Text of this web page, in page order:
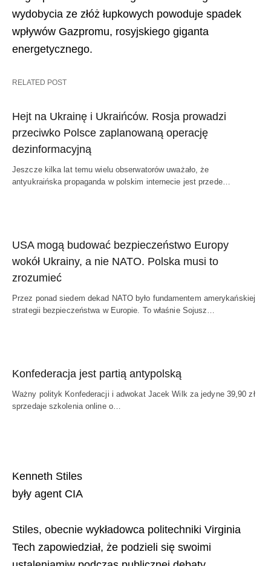
wydobycia ze złóż łupkowych powoduje spadek
wpływów Gazpromu, rosyjskiego giganta
energetycznego.
RELATED POST
Hejt na Ukrainę i Ukraińców. Rosja prowadzi
przeciwko Polsce zaplanowaną operację
dezinformacyjną
Jeszcze kilka lat temu wielu obserwatorów uważało, że
antyukraińska propaganda w polskim internecie jest przede…
USA mogą budować bezpieczeństwo Europy
wokół Ukrainy, a nie NATO. Polska musi to
zrozumieć
Przez ponad siedem dekad NATO było fundamentem amerykańskiej
strategii bezpieczeństwa w Europie. To właśnie Sojusz…
Konfederacja jest partią antypolską
Ważny polityk Konfederacji i adwokat Jacek Wilk za jedyne 39,90 zł
sprzedaje szkolenia online o…
Kenneth Stiles
były agent CIA
Stiles, obecnie wykładowca politechniki Virginia
Tech zapowiedział, że podzieli się swoimi